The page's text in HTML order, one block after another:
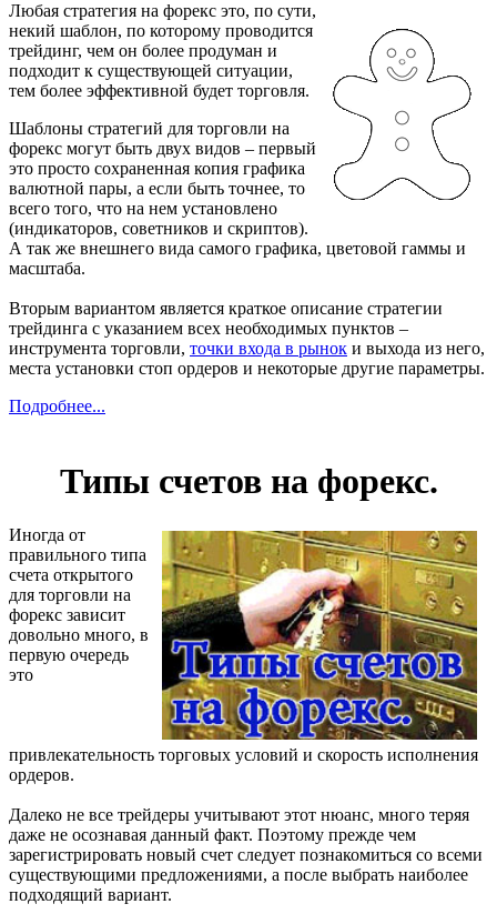
Любая стратегия на форекс это, по сути,
некий шаблон, по которому проводится
трейдинг, чем он более продуман и
подходит к существующей ситуации,
тем более эффективной будет торговля.
Шаблоны стратегий для торговли на
форекс могут быть двух видов – первый
это просто сохраненная копия графика
валютной пары, а если быть точнее, то
всего того, что на нем установлено
(индикаторов, советников и скриптов).
А так же внешнего вида самого графика, цветовой гаммы и
масштаба.
Вторым вариантом является краткое описание стратегии
трейдинга с указанием всех необходимых пунктов –
инструмента торговли, точки входа в рынок и выхода из него,
места установки стоп ордеров и некоторые другие параметры.
Подробнее...
Типы счетов на форекс.
Иногда от
правильного типа
счета открытого
для торговли на
форекс зависит
довольно много, в
первую очередь
это
привлекательность торговых условий и скорость исполнения
ордеров.
Далеко не все трейдеры учитывают этот нюанс, много теряя
даже не осознавая данный факт. Поэтому прежде чем
зарегистрировать новый счет следует познакомиться со всеми
существующими предложениями, а после выбрать наиболее
подходящий вариант.